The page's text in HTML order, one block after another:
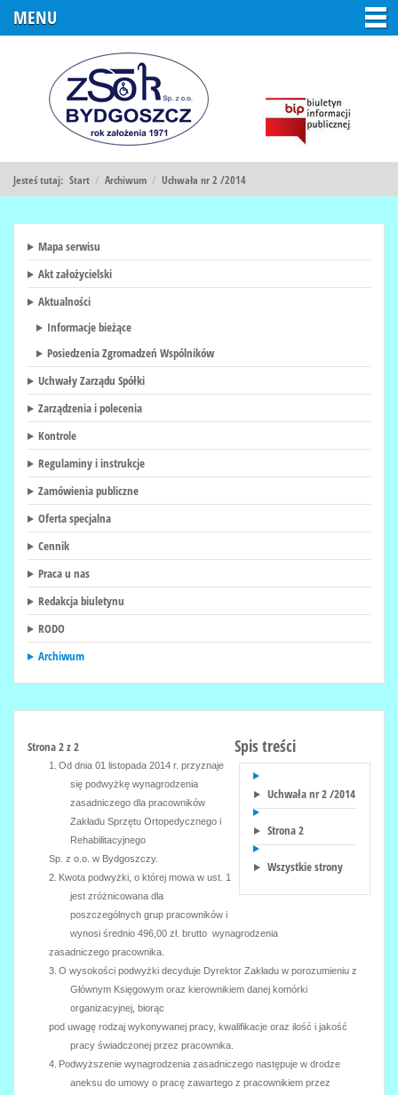
MENU
Jesteś tutaj: Start / Archiwum / Uchwała nr 2 /2014
Mapa serwisu
Akt założycielski
Aktualności
Informacje bieżące
Posiedzenia Zgromadzeń Wspólników
Uchwały Zarządu Spółki
Zarządzenia i polecenia
Kontrole
Regulaminy i instrukcje
Zamówienia publiczne
Oferta specjalna
Cennik
Praca u nas
Redakcja biuletynu
RODO
Archiwum
Spis treści
Uchwała nr 2 /2014
Strona 2
Wszystkie strony
Strona 2 z 2
1. Od dnia 01 listopada 2014 r. przyznaje
się podwyżkę wynagrodzenia
zasadniczego dla pracowników
Zakładu Sprzętu Ortopedycznego i
Rehabilitacyjnego
Sp. z o.o. w Bydgoszczy.
2. Kwota podwyżki, o której mowa w ust. 1
jest zróżnicowana dla
poszczególnych grup pracowników i
wynosi średnio 496,00 zł. brutto wynagrodzenia
zasadniczego pracownika.
3. O wysokości podwyżki decyduje Dyrektor Zakładu w porozumieniu z
Głównym Księgowym oraz kierownikiem danej komórki
organizacyjnej, biorąc
pod uwagę rodzaj wykonywanej pracy, kwalifikacje oraz ilość i jakość
pracy świadczonej przez pracownika.
4. Podwyższenie wynagrodzenia zasadniczego następuje w drodze
aneksu do umowy o pracę zawartego z pracownikiem przez